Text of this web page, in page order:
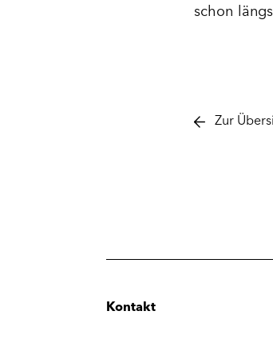
schon
Zur
Kontakt